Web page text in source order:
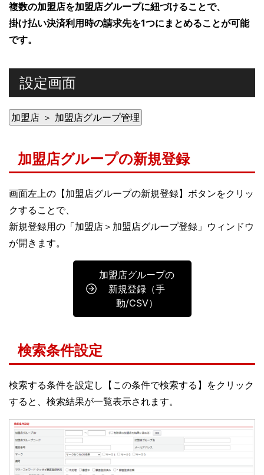
複数の加盟店を加盟店グループに紐づけることで、
掛け払い決済利用時の請求先を1つにまとめることが可能
です。
設定画面
加盟店 ＞ 加盟店グループ管理
加盟店グループの新規登録
画面左上の【加盟店グループの新規登録】ボタンをクリッ
クすることで、
新規登録用の「加盟店＞加盟店グループ登録」ウィンドウ
が開きます。
加盟店グループの
新規登録（手
動/CSV）
検索条件設定
検索する条件を設定し【この条件で検索する】をクリック
すると、検索結果が一覧表示されます。